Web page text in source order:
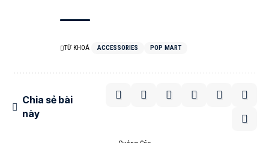
TỪ KHOÁ ACCESSORIES POP MART
Chia sẻ bài
này